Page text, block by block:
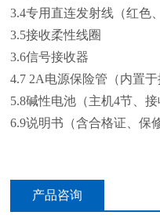
3.4专用直连发射线（
3.5接收柔性线
3.6信号接收
4.7 2A电源保险管（
5.8碱性电池（主机4节
6.9说明书（含合格证
产品咨询